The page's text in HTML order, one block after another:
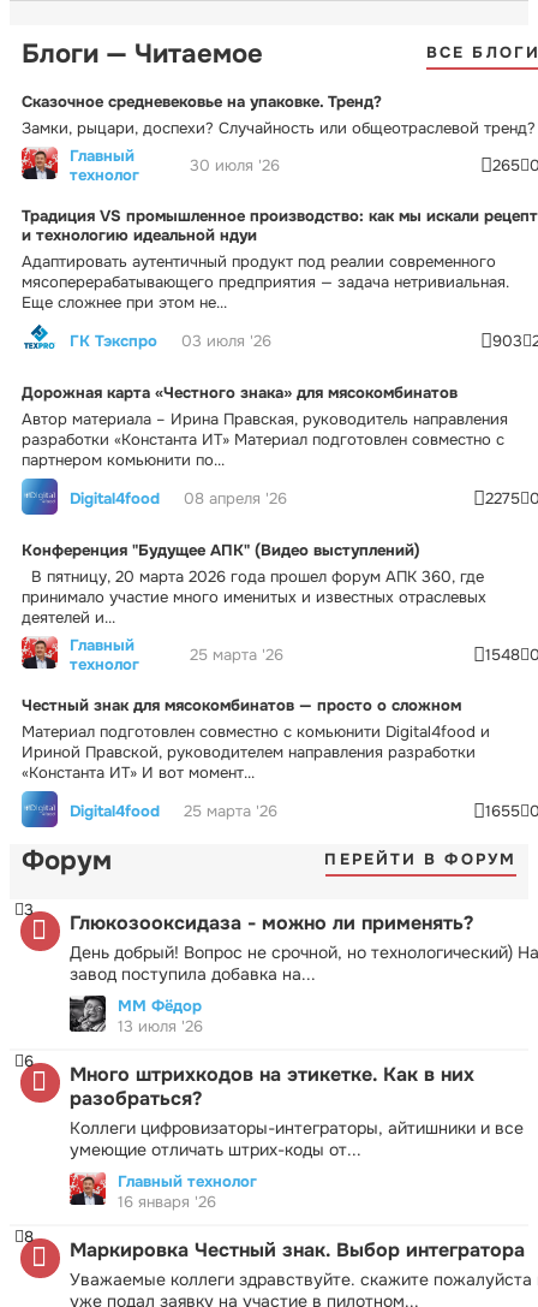
Блоги — Читаемое ВСЕ
Сказочное средневековье на упаковке. Тренд?
Замки, рыцари, доспехи? Случайность или общеотраслевой тренд?
Главный
технолог
30 июля '26 265
Традиция VS промышленное производство: как мы искали рецепт
и технологию идеальной ндуи
Адаптировать аутентичный продукт под реалии современного
мясоперерабатывающего предприятия — задача нетривиальная.
Еще сложнее при этом не...
ГК Тэкспро
03 июля '26 903
Дорожная карта «Честного знака» для мясокомбинатов
Автор материала – Ирина Правская, руководитель направления
разработки «Константа ИТ» Материал подготовлен совместно с
партнером комьюнити по...
Digital4food
08 апреля '26 2275
Конференция "Будущее АПК" (Видео выступлений)
В пятницу, 20 марта 2026 года прошел форум АПК 360, где
принимало участие много именитых и известных отраслевых
деятелей и...
Главный
технолог
25 марта '26 1548
Честный знак для мясокомбинатов — просто о сложном
Материал подготовлен совместно с комьюнити Digital4food и
Ириной Правской, руководителем направления разработки
«Константа ИТ» И вот момент...
Digital4food
25 марта '26 1655
Форум ПЕРЕЙТИ В ФОРУМ
Глюкозооксидаза - можно ли применять?
День добрый! Вопрос не срочной, но технологический) На
завод поступила добавка на...
3
ММ Фёдор
13 июля '26
Много штрихкодов на этикетке. Как в них
разобраться?
Коллеги цифровизаторы-интеграторы, айтишники и все
умеющие отличать штрих-коды от...
6
Главный технолог
16 января '26
Маркировка Честный знак. Выбор интегратора
Уважаемые коллеги здравствуйте. скажите пожалуйста
уже подал заявку на участие в пилотном...
8